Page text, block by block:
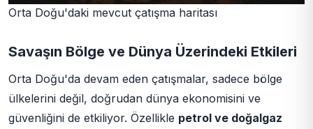
Orta Doğu'daki mevcut çatışma haritası
Savaşın Bölge ve Dünya Üzerindeki Etkileri
Orta Doğu'da devam eden çatışmalar, sadece bölge
ülkelerini değil, doğrudan dünya ekonomisini ve
güvenliğini de etkiliyor. Özellikle petrol ve doğalgaz